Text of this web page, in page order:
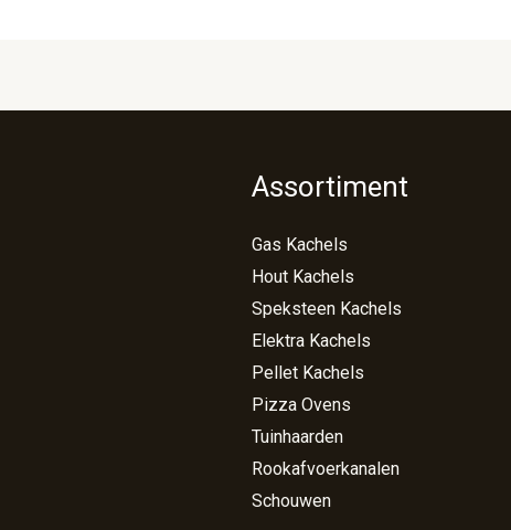
Assortiment
Gas Kachels
Hout Kachels
Speksteen Kachels
Elektra Kachels
Pellet Kachels
Pizza Ovens
Tuinhaarden
Rookafvoerkanalen
Schouwen